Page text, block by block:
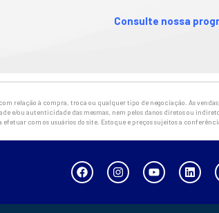
Consulte nossa
relação à compra, troca ou qualquer tipo de negociação. As
e/ou autenticidade das mesmas, nem pelos danos diretos ou
efetuar com os usuários do site. Estoque e preços sujeitos a